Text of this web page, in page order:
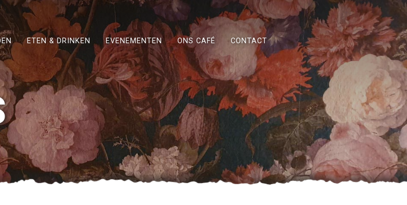
ETEN & DRINKEN EVENEMENTEN ONS CAFÉ CONTACT